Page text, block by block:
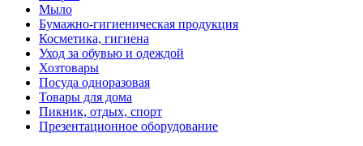
Мыло
Бумажно-гигиеническая продукция
Косметика, гигиена
Уход за обувью и одеждой
Хозтовары
Посуда одноразовая
Товары для дома
Пикник, отдых, спорт
Презентационное оборудование